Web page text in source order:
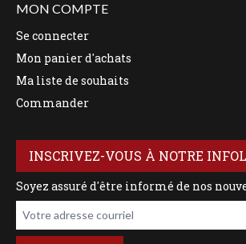
MON COMPTE
Se connecter
Mon panier d'achats
Ma liste de souhaits
Commander
INSCRIVEZ-VOUS À NOTRE
Soyez assuré d'être informé de nos
Votre adresse courriel